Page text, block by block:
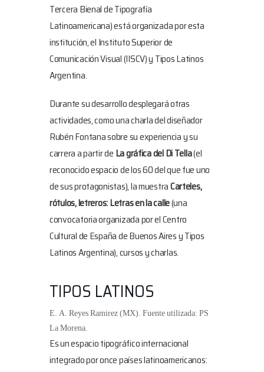
Tercera Bienal de Tipografía
Latinoamericana) está organizada por esta
institución, el Instituto Superior de
Comunicación Visual (IISCV) y Tipos Latinos
Argentina.
Durante su desarrollo desplegará otras
actividades, como una charla del diseñador
Rubén Fontana sobre su experiencia y su
carrera a partir de La gráfica del Di Tella(el
reconocido espacio de los 60 del que fue uno
de sus protagonistas), la muestraCarteles,
rótulos, letreros: Letras en la calle(una
convocatoria organizada por el Centro
Cultural de España de Buenos Aires y Tipos
Latinos Argentina), cursos y charlas.
TIPOS LATINOS
E. A. Reyes Ramirez (MX). Fuente utilizada: PS
La Morena.
Es un espacio tipográfico internacional
integrado por once países latinoamericanos: